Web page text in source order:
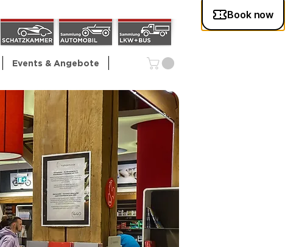
Events & Angebote